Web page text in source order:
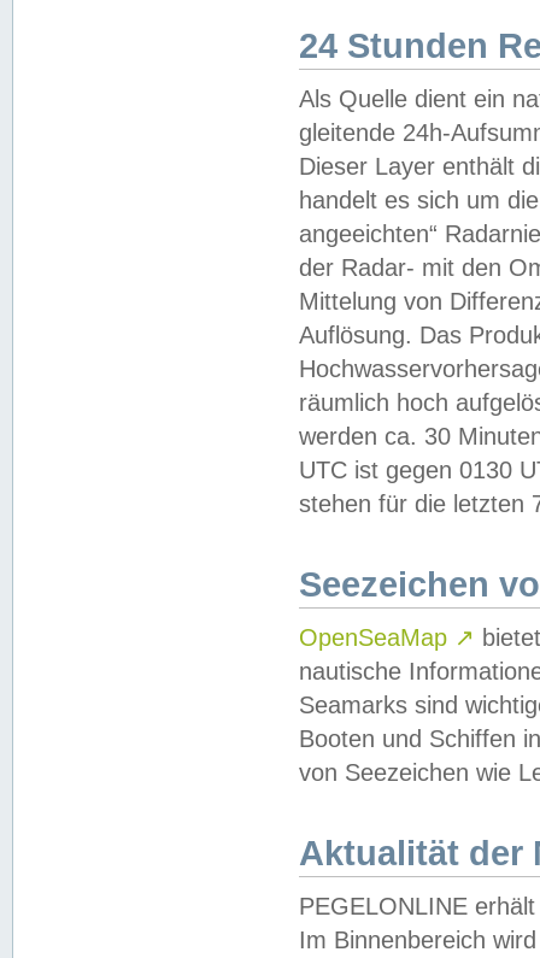
24 Stunden
Als Quelle dient ein
gleitende 24h-
Dieser Layer enthält
handelt es sich um
angeeichten“
der Radar- mit den
Mittelung von
Auflösung. Das
räumlich hoch
werden ca. 30
UTC ist gegen 0130
stehen für die letzten
Seezeichen
OpenSeaMap ↗
nautische
Seamarks sind
Booten und Schiffen
von Seezeichen wie
Aktualität der
PEGELONLINE
Im Binnenbereich